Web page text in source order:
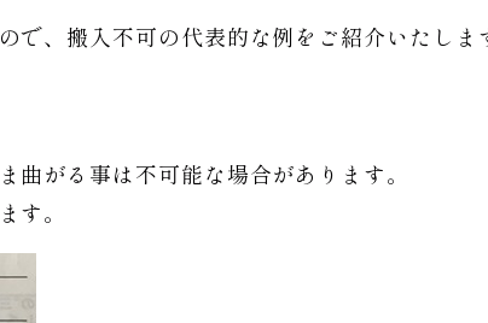
、搬入不可の代表的な例をご紹介いたしま
がる事は不可能な場合があります。
す。